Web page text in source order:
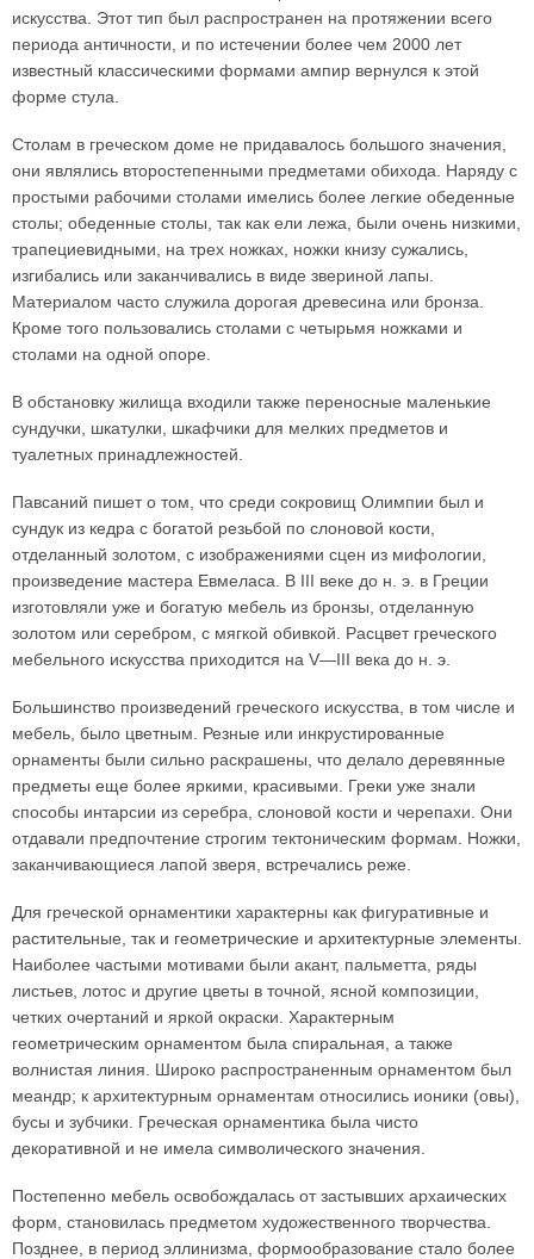
искусства. Этот тип был распространен на протяжении всего
периода античности, и по истечении более чем 2000 лет
известный классическими формами ампир вернулся к этой
форме стула.
Столам в греческом доме не придавалось большого значения,
они являлись второстепенными предметами обихода. Наряду с
простыми рабочими столами имелись более легкие обеденные
столы; обеденные столы, так как ели лежа, были очень низкими,
трапециевидными, на трех ножках, ножки книзу сужались,
изгибались или заканчивались в виде звериной лапы.
Материалом часто служила дорогая древесина или бронза.
Кроме того пользовались столами с четырьмя ножками и
столами на одной опоре.
В обстановку жилища входили также переносные маленькие
сундучки, шкатулки, шкафчики для мелких предметов и
туалетных принадлежностей.
Павсаний пишет о том, что среди сокровищ Олимпии был и
сундук из кедра с богатой резьбой по слоновой кости,
отделанный золотом, с изображениями сцен из мифологии,
произведение мастера Евмеласа. В III веке до н. э. в Греции
изготовляли уже и богатую мебель из бронзы, отделанную
золотом или серебром, с мягкой обивкой. Расцвет греческого
мебельного искусства приходится на V—III века до н. э.
Большинство произведений греческого искусства, в том числе и
мебель, было цветным. Резные или инкрустированные
орнаменты были сильно раскрашены, что делало деревянные
предметы еще более яркими, красивыми. Греки уже знали
способы интарсии из серебра, слоновой кости и черепахи. Они
отдавали предпочтение строгим тектоническим формам. Ножки,
заканчивающиеся лапой зверя, встречались реже.
Для греческой орнаментики характерны как фигуративные и
растительные, так и геометрические и архитектурные элементы.
Наиболее частыми мотивами были акант, пальметта, ряды
листьев, лотос и другие цветы в точной, ясной композиции,
четких очертаний и яркой окраски. Характерным
геометрическим орнаментом была спиральная, а также
волнистая линия. Широко распространенным орнаментом был
меандр; к архитектурным орнаментам относились ионики (овы),
бусы и зубчики. Греческая орнаментика была чисто
декоративной и не имела символического значения.
Постепенно мебель освобождалась от застывших архаических
форм, становилась предметом художественного творчества.
Позднее, в период эллинизма, формообразование стало более